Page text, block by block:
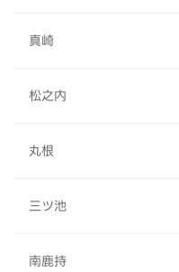
真崎
松之内
丸根
三ツ池
南鹿持